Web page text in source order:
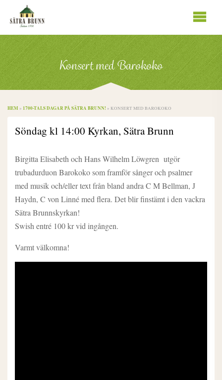
Se
innhold
Konsert med Barokoko
HEM » 1700-TALS DAGAR PÅ SÄTRA BRUNN!» KONSERT MED BAROKOKO
Söndag kl 14:00 Kyrkan, Sätra Brunn
Birgitta Elisabeth och Hans Wilhelm Löwgren utgör
trubadurduon Barokoko som framför sånger och psalmer
med musik och/eller text från bland andra C M Bellman, J
Haydn, C von Linné med flera. Det blir finstämt i den vackra
Sätra Brunnskyrkan!
Swish entré 100 kr vid ingången.
Varmt välkomna!